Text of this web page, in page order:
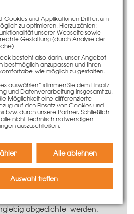
und damit große
dank
LOGO.pro-Element 30 x 340 cm
Qualitätsansprüchen. Die
verhindert ein
am Plattenrand. Zudem
starke und 12-schichtig verleimt
durch ihre große
Verspanneinheiten sind bereits
für den Einbau
einfach mit Nieten mit dem
abgedichtet werden.
Cookies und Applikationen Dritter, um
zu optimieren. Hierzu zählen:
unserer Webseite sowie
Gestaltung (durch Analyse der
besteht also darin, unser Angebot
bestmöglich anzupassen und Ihren
wie möglich zu gestalten.
auswählen“ stimmen Sie dem Einsatz
und Datenverarbeitung insgesamt zu.
Möglichkeit eine differenzierte
auf den Einsatz von Cookies und
bzw. durch unsere Partner. Schließlich
nicht technisch notwendigen
auszuschließen.
Alle ablehnen
Auswahl treffen